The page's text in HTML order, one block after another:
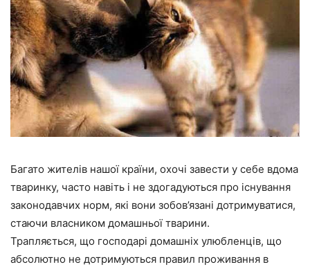
Багато жителів нашої країни, охочі завести у себе вдома
тваринку, часто навіть і не здогадуються про існування
законодавчих норм, які вони зобов’язані дотримуватися,
стаючи власником домашньої тварини.
Трапляється, що господарі домашніх улюбленців, що
абсолютно не дотримуються правил проживання в